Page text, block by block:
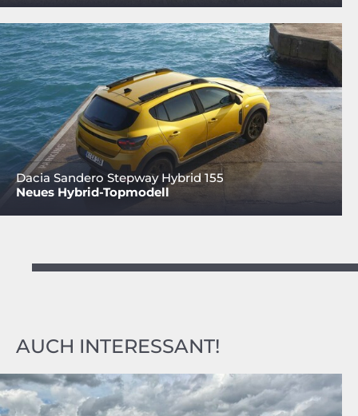
Dacia Sandero Stepway Hybrid 155
Neues Hybrid-Topmodell
AUCH INTERESSANT!